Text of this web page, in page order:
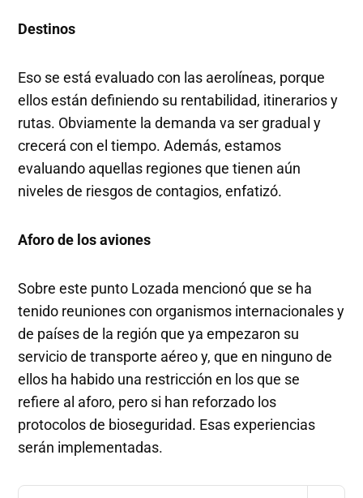
Destinos
Eso se está evaluado con las aerolíneas, porque
ellos están definiendo su rentabilidad, itinerarios y
rutas. Obviamente la demanda va ser gradual y
crecerá con el tiempo. Además, estamos
evaluando aquellas regiones que tienen aún
niveles de riesgos de contagios, enfatizó.
Aforo de los aviones
Sobre este punto Lozada mencionó que se ha
tenido reuniones con organismos internacionales y
de países de la región que ya empezaron su
servicio de transporte aéreo y, que en ninguno de
ellos ha habido una restricción en los que se
refiere al aforo, pero si han reforzado los
protocolos de bioseguridad. Esas experiencias
serán implementadas.